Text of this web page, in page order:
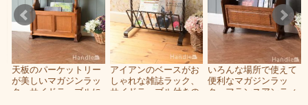
天板のパーケットリー
が美しいマガジンラッ
ク、サイドテーブルに
アイアンのベースがお
しゃれな雑誌ラック、
サイドテーブル付きの
いろんな場所で使えて
便利なマガジンラッ
ク、フランスアンティ